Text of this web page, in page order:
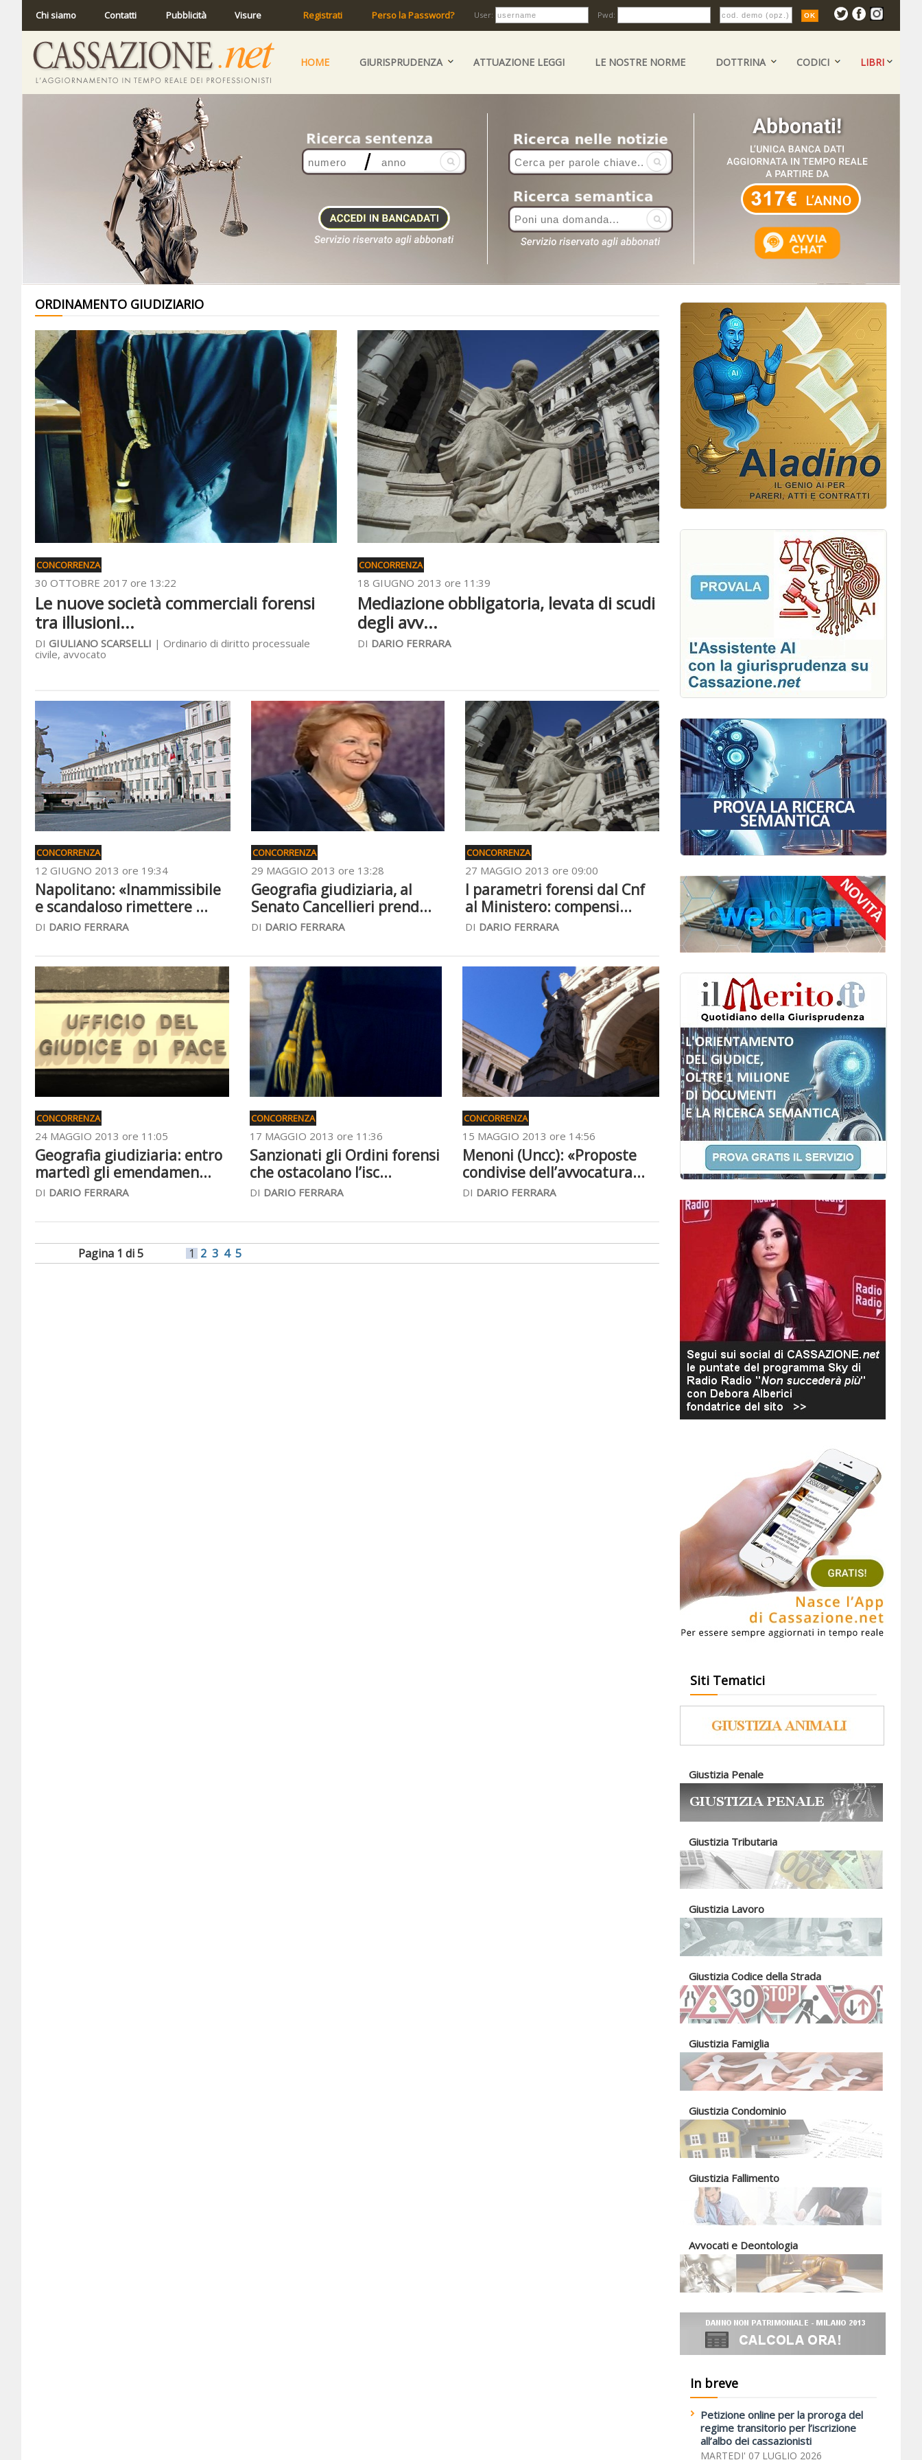
Chi siamo Contatti Pubblicità Visure Registrati Perso la Password? User: Pwd:
HOME GIURISPRUDENZA ATTUAZIONE LEGGI LE NOSTRE NORME DOTTRINA CODICI LIBRI
ORDINAMENTO GIUDIZIARIO
CONCORRENZA
30 OTTOBRE 2017 ore 13:22
Le nuove società commerciali forensi
tra illusioni...
DI GIULIANO SCARSELLI | Ordinario di diritto processuale
civile, avvocato
CONCORRENZA
18 GIUGNO 2013 ore 11:39
Mediazione obbligatoria, levata di scudi
degli avv...
DI DARIO FERRARA
CONCORRENZA
12 GIUGNO 2013 ore 19:34
Napolitano: «Inammissibile
e scandaloso rimettere ...
DI DARIO FERRARA
CONCORRENZA
29 MAGGIO 2013 ore 13:28
Geografia giudiziaria, al
Senato Cancellieri prend...
DI DARIO FERRARA
CONCORRENZA
27 MAGGIO 2013 ore 09:00
I parametri forensi dal Cnf
al Ministero: compensi...
DI DARIO FERRARA
CONCORRENZA
24 MAGGIO 2013 ore 11:05
Geografia giudiziaria: entro
martedì gli emendamen...
DI DARIO FERRARA
CONCORRENZA
17 MAGGIO 2013 ore 11:36
Sanzionati gli Ordini forensi
che ostacolano l’isc...
DI DARIO FERRARA
CONCORRENZA
15 MAGGIO 2013 ore 14:56
Menoni (Uncc): «Proposte
condivise dell’avvocatura...
DI DARIO FERRARA
Pagina 1 di 5 1 2 3 4 5
Siti Tematici
Giustizia Penale
Giustizia Tributaria
Giustizia Lavoro
Giustizia Codice della Strada
Giustizia Famiglia
Giustizia Condominio
Giustizia Fallimento
Avvocati e Deontologia
In breve
Petizione online per la proroga del
regime transitorio per l’iscrizione
all’albo dei cassazionisti
MARTEDI' 07 LUGLIO 2026